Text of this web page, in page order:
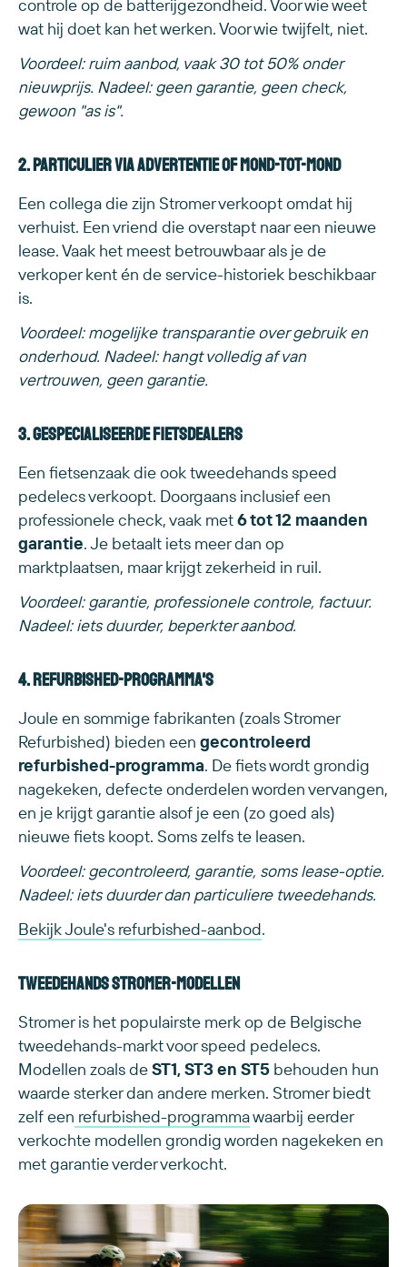
controle op de batterijgezondheid. Voor wie weet
wat hij doet kan het werken. Voor wie twijfelt, niet.
Voordeel: ruim aanbod, vaak 30 tot 50% onder
nieuwprijs. Nadeel: geen garantie, geen check,
gewoon "as is".
2. Particulier via advertentie of mond-tot-mond
Een collega die zijn Stromer verkoopt omdat hij
verhuist. Een vriend die overstapt naar een nieuwe
lease. Vaak het meest betrouwbaar als je de
verkoper kent én de service-historiek beschikbaar
is.
Voordeel: mogelijke transparantie over gebruik en
onderhoud. Nadeel: hangt volledig af van
vertrouwen, geen garantie.
3. Gespecialiseerde fietsdealers
Een fietsenzaak die ook tweedehands speed
pedelecs verkoopt. Doorgaans inclusief een
professionele check, vaak met6 tot 12 maanden
garantie. Je betaalt iets meer dan op
marktplaatsen, maar krijgt zekerheid in ruil.
Voordeel: garantie, professionele controle, factuur.
Nadeel: iets duurder, beperkter aanbod.
4. Refurbished-programma's
Joule en sommige fabrikanten (zoals Stromer
Refurbished) bieden een gecontroleerd
refurbished-programma. De fiets wordt grondig
nagekeken, defecte onderdelen worden vervangen,
en je krijgt garantie alsof je een (zo goed als)
nieuwe fiets koopt. Soms zelfs te leasen.
Voordeel: gecontroleerd, garantie, soms lease-optie.
Nadeel: iets duurder dan particuliere tweedehands.
Bekijk Joule's refurbished-aanbod.
Tweedehands Stromer-modellen
Stromer is het populairste merk op de Belgische
tweedehands-markt voor speed pedelecs.
Modellen zoals deST1, ST3 en ST5 behouden hun
waarde sterker dan andere merken. Stromer biedt
zelf een refurbished-programmawaarbij eerder
verkochte modellen grondig worden nagekeken en
met garantie verder verkocht.